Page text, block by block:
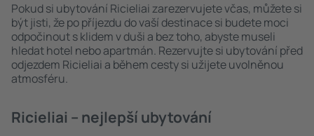
Pokud si ubytování Ricieliai zarezervujete včas, můžete si
být jisti, že po příjezdu do vaší destinace si budete moci
odpočinout s klidem v duši a bez toho, abyste museli
hledat hotel nebo apartmán. Rezervujte si ubytování před
odjezdem Ricieliai a během cesty si užijete uvolněnou
atmosféru.
Ricieliai – nejlepší ubytování